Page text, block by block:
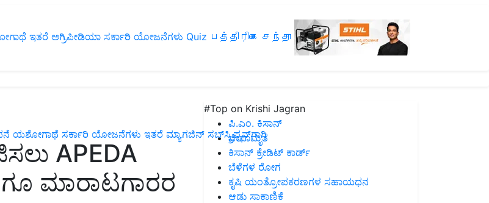
ಇತರೆ ಅಗ್ರಿಪೀಡಿಯಾ ಸರ್ಕಾರಿ ಯೋಜನೆಗಳು Quiz பத்திரிகை சந்தா
ಯಶೋಗಾಥೆ ಸರ್ಕಾರಿ ಯೋಜನೆಗಳು ಇತರೆ ಮ್ಯಾಗಜಿನ್‌ ಸಬ್‌ಸ್ಕ್ರಿಪ್ಷನ್‌ಗಾಗಿ
APEDA
ಮಾರಾಟಗಾರರ
#Top on Krishi Jagran
ಪಿ.ಎಂ. ಕಿಸಾನ್
ಜೀವಾಮೃತ
ಕಿಸಾನ್ ಕ್ರೇಡಿಟ್ ಕಾರ್ಡ್
ಬೆಳೆಗಳ ರೋಗ
ಕೃಷಿ ಯಂತ್ರೋಪಕರಣಗಳ ಸಹಾಯಧನ
ಆಡು ಸಾಕಾಣಿಕೆ